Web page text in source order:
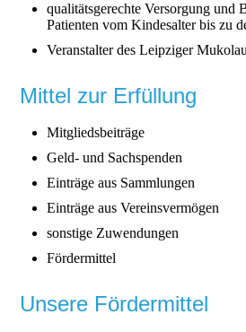
qualitätsgerechte Versorgung und
Patienten vom Kindesalter bis zu
Veranstalter des Leipziger
Mittel zur Erfüllung
Mitgliedsbeiträge
Geld- und Sachspenden
Einträge aus Sammlungen
Einträge aus Vereinsvermögen
sonstige Zuwendungen
Fördermittel
Unsere Fördermittel